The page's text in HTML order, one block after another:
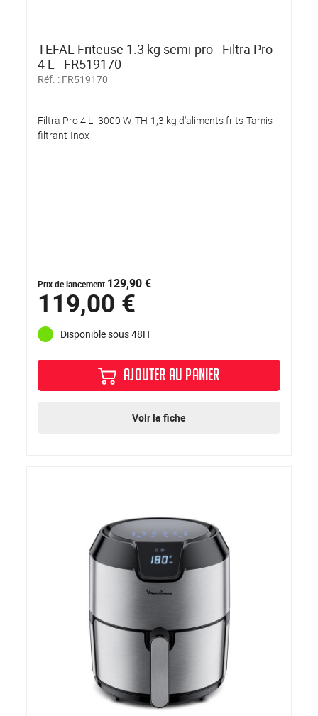
TEFAL Friteuse 1.3 kg semi-pro - Filtra Pro
4 L - FR519170
Réf. : FR519170
Filtra Pro 4 L -3000 W-TH-1,3 kg d'aliments frits-Tamis
filtrant-Inox
Prix de lancement 129,90 €
119,00 €
Disponible sous 48H
AJOUTER AU PANIER
Voir la fiche